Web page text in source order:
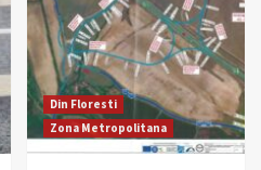
Din Floresti
Zona Metropolitana